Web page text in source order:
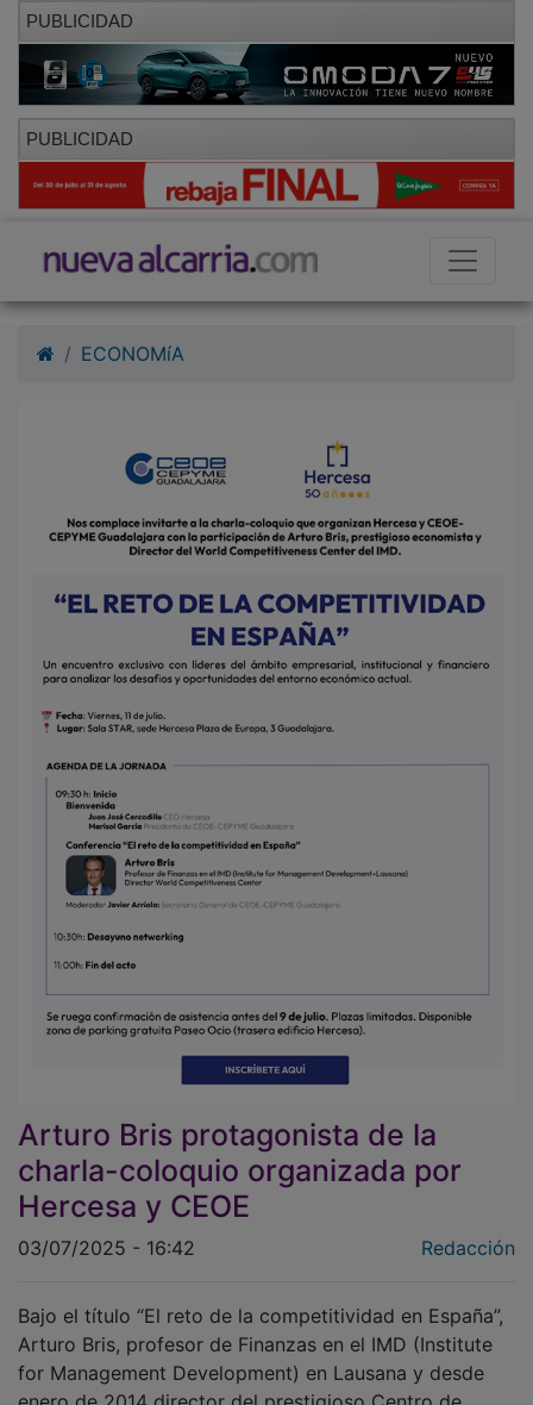
PUBLICIDAD
PUBLICIDAD
Arturo Bris protagonista de la
charla-coloquio organizada por
Hercesa y CEOE
03/07/2025 - 16:42
Arturo Bris, profesor de Finanzas en el IMD (Institute
for Management Development) en Lausana y desde
enero de 2014 director del prestigioso Centro de